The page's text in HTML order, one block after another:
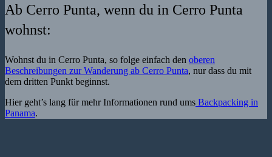
Ab Cerro Punta, wenn du in Cerro Punta
wohnst:
Wohnst du in Cerro Punta, so folge einfach den oberen
Beschreibungen zur Wanderung ab Cerro Punta, nur dass du mit
dem dritten Punkt beginnst.
Hier geht’s lang für mehr Informationen rund ums Backpacking in
Panama.